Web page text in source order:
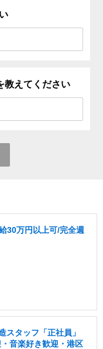
教えてください
30万円以上可/完全週
スタッフ「正社員」
音楽好き歓迎・港区